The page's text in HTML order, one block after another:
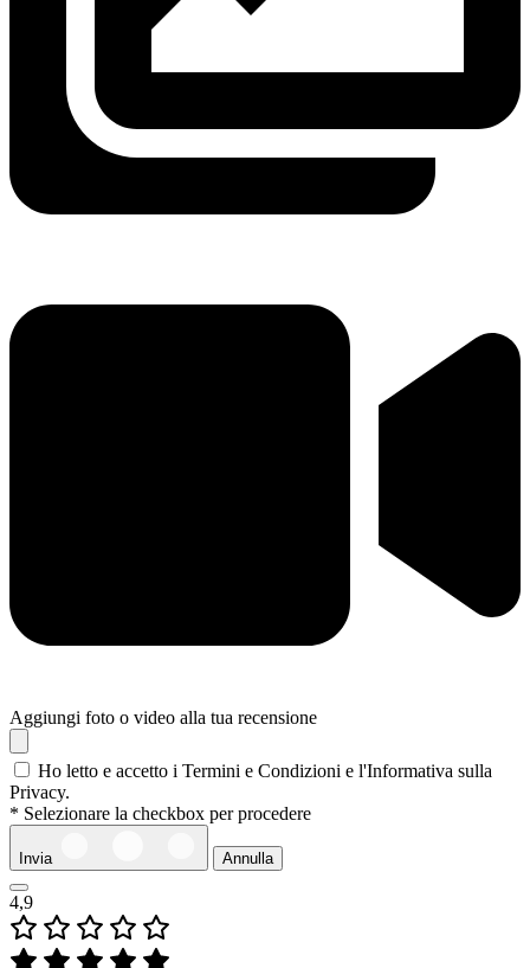
Aggiungi foto o video alla tua recensione
Ho letto e accetto i Termini e Condizioni e l'Informativa sulla
Privacy.
* Selezionare la checkbox per procedere
Invia Annulla
4,9